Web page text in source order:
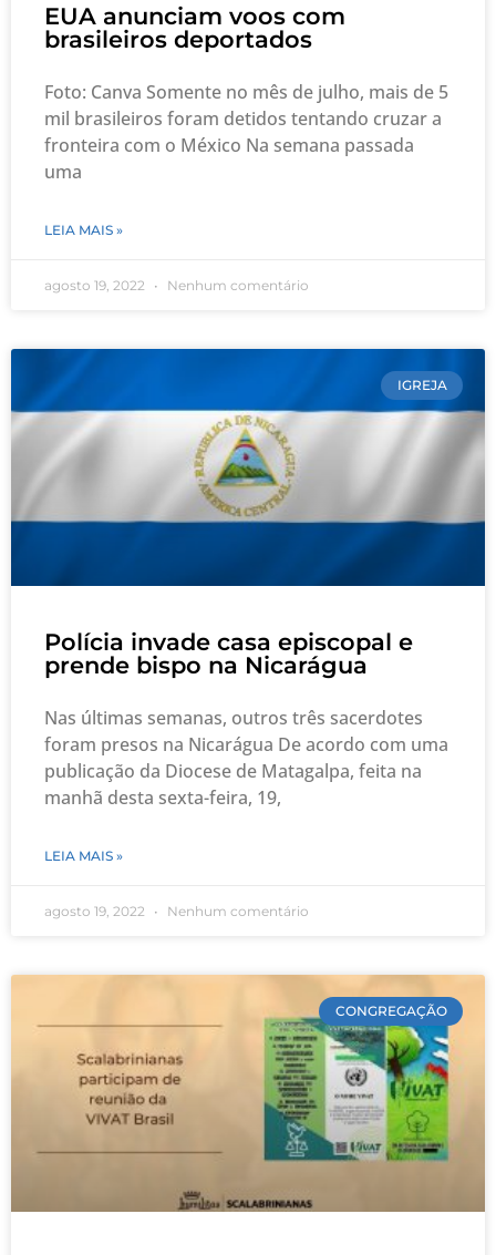
EUA anunciam voos com
brasileiros deportados
Foto: Canva Somente no mês de julho, mais de 5
mil brasileiros foram detidos tentando cruzar a
fronteira com o México Na semana passada
uma
LEIA MAIS »
agosto 19, 2022 Nenhum comentário
IGREJA
Polícia invade casa episcopal e
prende bispo na Nicarágua
Nas últimas semanas, outros três sacerdotes
foram presos na Nicarágua De acordo com uma
publicação da Diocese de Matagalpa, feita na
manhã desta sexta-feira, 19,
LEIA MAIS »
agosto 19, 2022 Nenhum comentário
CONGREGAÇÃO